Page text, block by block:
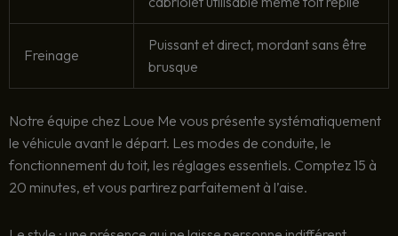
Freinage
Puissant et direct, mordant sans être
brusque
Notre équipe chez Loue Me vous présente systématiquement
le véhicule avant le départ. Les modes de conduite, le
fonctionnement du toit, les réglages essentiels. Comptez 15 à
20 minutes, et vous partirez parfaitement à l’aise.